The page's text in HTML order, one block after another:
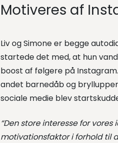
Motiveres af
Liv og Simone er begge
startede det med, at hun
boost af følgere på
andet barnedåb og
sociale medie blev
“Den store interesse for
motivationsfaktor i forhold til